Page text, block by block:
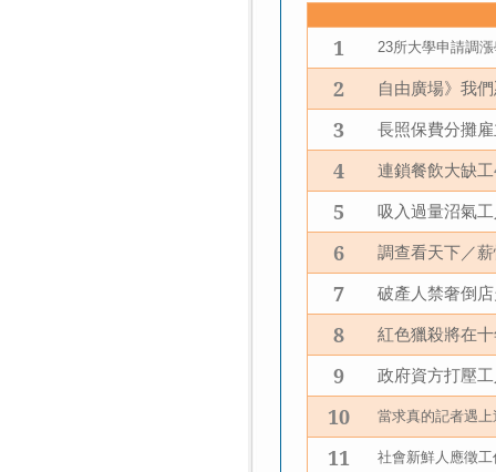
1 23所大學申請調
2 自由廣場》我
3 長照保費分攤
4 連鎖餐飲大缺工
5 吸入過量沼氣
6 調查看天下／
7 破產人禁奢倒
8 紅色獵殺將在
9 政府資方打壓
10 當求真的記者遇
11 社會新鮮人應徵